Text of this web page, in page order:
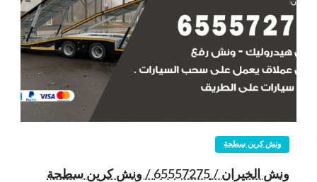
ونش كرين سطحة
ونش الخيران / 65557275 / ونش كرين سطحة